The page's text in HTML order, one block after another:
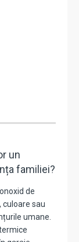
un
familiei?
de
culoare sau
umane.